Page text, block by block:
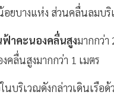
ยบางแห่ง ส่วนคลื่นลมบริ
าคะนองคลื่นสูงมากกว่า
ลื่นสูงมากกว่า 1 เมตร
นบริเวณดังกล่าวเดินเรือ